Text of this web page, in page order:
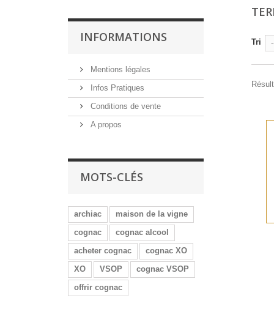
INFORMATIONS
Mentions légales
Infos Pratiques
Conditions de vente
A propos
MOTS-CLÉS
archiac
maison de la vigne
cognac
cognac alcool
acheter cognac
cognac XO
XO
VSOP
cognac VSOP
offrir cognac
Tri